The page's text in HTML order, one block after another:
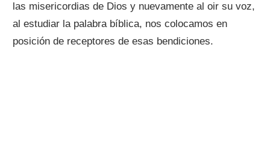
las misericordias de Dios y nuevamente al oir su voz,
al estudiar la palabra bíblica, nos colocamos en
posición de receptores de esas bendiciones.